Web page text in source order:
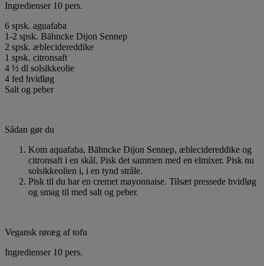
Ingredienser 10 pers.
6 spsk. aguafaba
1-2 spsk. Bähncke Dijon Sennep
2 spsk. æblecidereddike
1 spsk. citronsaft
4 ½ dl solsikkeolie
4 fed hvidløg
Salt og peber
Sådan gør du
Kom aquafaba, Bähncke Dijon Sennep, æblecidereddike og
citronsaft i en skål. Pisk det sammen med en elmixer. Pisk nu
solsikkeolien i, i en tynd stråle.
Pisk til du har en cremet mayonnaise. Tilsæt pressede hvidløg
og smag til med salt og peber.
Vegansk røræg af tofu
Ingredienser 10 pers.